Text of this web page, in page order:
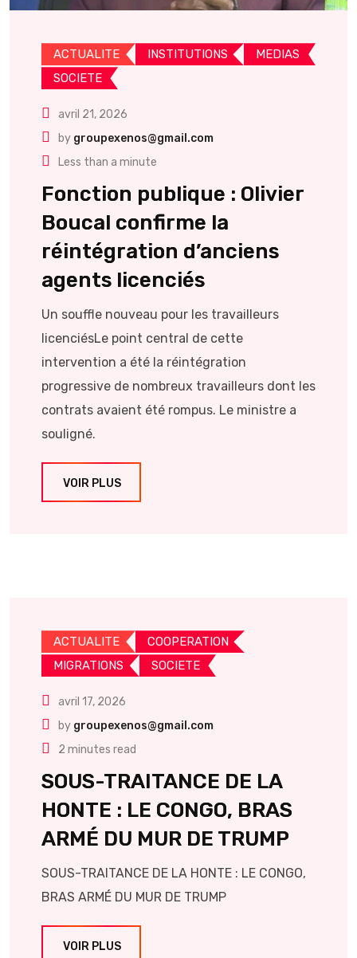
ACTUALITE INSTITUTIONS
MEDIAS
SOCIETE
avril 21, 2026
by groupexenos@gmail.com
Less than a minute
Fonction publique : Olivier
Boucal confirme la
réintégration d’anciens
agents licenciés
Un souffle nouveau pour les travailleurs
licenciésLe point central de cette
intervention a été la réintégration
progressive de nombreux travailleurs dont les
contrats avaient été rompus. Le ministre a
souligné.
VOIR PLUS
ACTUALITE
COOPERATION
MIGRATIONS
SOCIETE
avril 17, 2026
by groupexenos@gmail.com
2 minutes read
SOUS-TRAITANCE DE LA
HONTE : LE CONGO, BRAS
ARMÉ DU MUR DE TRUMP
SOUS-TRAITANCE DE LA HONTE : LE CONGO,
BRAS ARMÉ DU MUR DE TRUMP
VOIR PLUS